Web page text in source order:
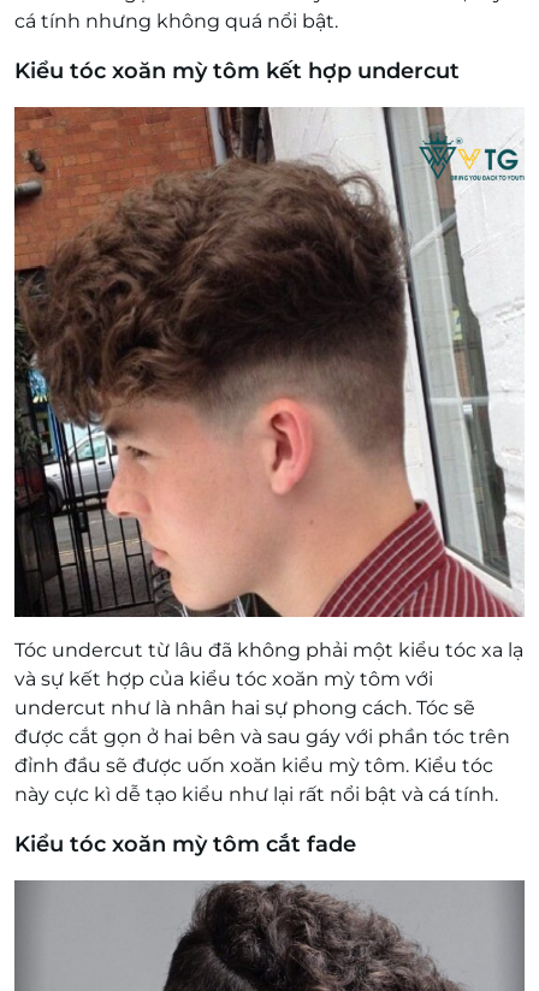
cá tính nhưng không quá nổi bật.
Kiểu tóc xoăn mỳ tôm kết hợp undercut
Tóc undercut từ lâu đã không phải một kiểu tóc xa lạ
và sự kết hợp của kiểu tóc xoăn mỳ tôm với
undercut như là nhân hai sự phong cách. Tóc sẽ
được cắt gọn ở hai bên và sau gáy với phần tóc trên
đỉnh đầu sẽ được uốn xoăn kiểu mỳ tôm. Kiểu tóc
này cực kì dễ tạo kiểu như lại rất nổi bật và cá tính.
Kiểu tóc xoăn mỳ tôm cắt fade